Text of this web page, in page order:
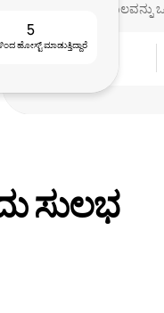
5
ಹೋಸ್ಟ್ ‌ಮಾಡುತ್ತಿದ್ದಾರೆ
ಬೆಂಬಲವನ್ನು
4.92
ಸುಲಭ